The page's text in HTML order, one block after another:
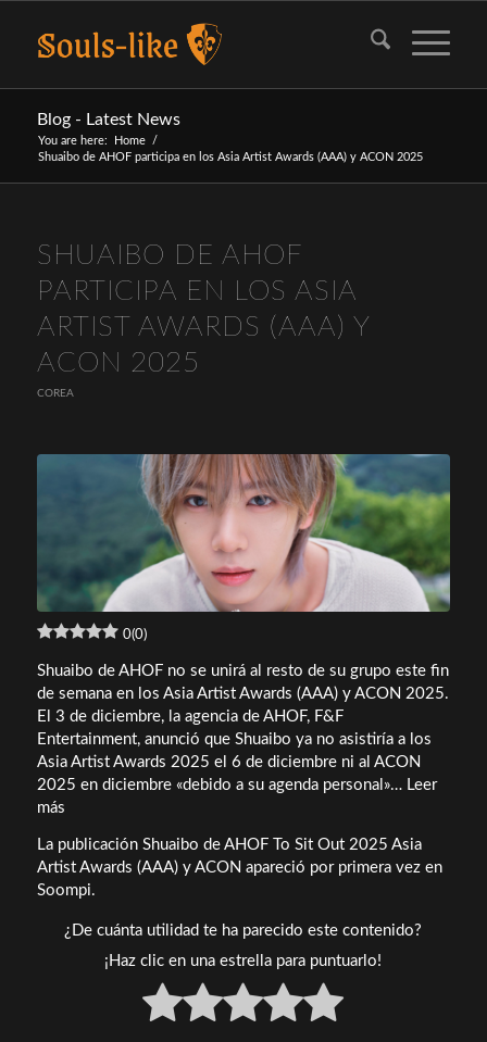
Blog - Latest News
You are here: Home
/
Shuaibo de AHOF participa en los Asia Artist Awards (AAA) y ACON 2025
SHUAIBO DE AHOF
PARTICIPA EN LOS ASIA
ARTIST AWARDS (AAA) Y
ACON 2025
COREA
0(0)
Shuaibo de AHOF no se unirá al resto de su grupo este fin
de semana en los Asia Artist Awards (AAA) y ACON 2025.
El 3 de diciembre, la agencia de AHOF, F&F
Entertainment, anunció que Shuaibo ya no asistiría a los
Asia Artist Awards 2025 el 6 de diciembre ni al ACON
2025 en diciembre «debido a su agenda personal»… Leer
másShuaibo
AHOF
participa
en
los
Asia
La publicación Shuaibo de AHOF To Sit Out 2025 Asia
Artist Awards (AAA) y ACON apareció por primera vez en
Soompi.
¿De cuánta utilidad te ha parecido este contenido?
¡Haz clic en una estrella para puntuarlo!